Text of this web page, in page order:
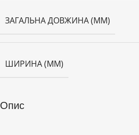
ЗАГАЛЬНА ДОВЖИНА (ММ)
ШИРИНА (ММ)
Опис